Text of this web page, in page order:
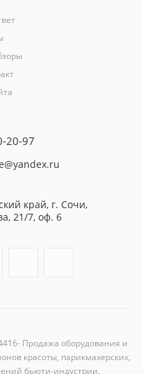
20-97
край, г. Сочи,
21/7, оф. 6
Продажа оборудования и
красоты, парикмахерских,
бьюти-индустрии.